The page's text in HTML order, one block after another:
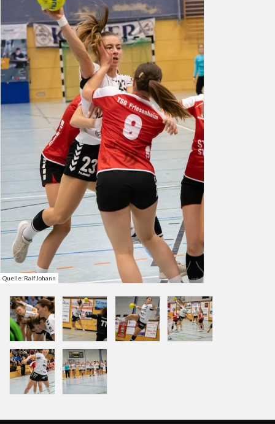
Quelle: Ralf Johann